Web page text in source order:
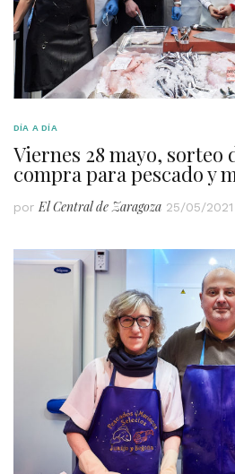
DÍA A DÍA
Viernes 28 mayo, sorteo
compra para pescado y
porEl Central de Zaragoza 25/05/2021